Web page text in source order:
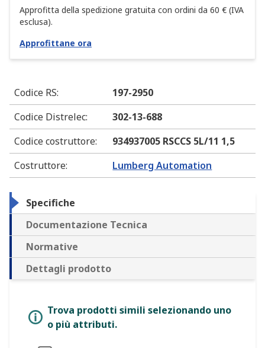
Approfitta della spedizione gratuita con ordini da 60 € (IVA
esclusa).
Approfittane ora
Codice RS:
197-2950
Codice Distrelec:
302-13-688
Codice costruttore:
934937005 RSCCS 5L/11 1,5
Costruttore: Lumberg Automation
Specifiche
Documentazione Tecnica
Normative
Dettagli prodotto
Trova prodotti simili selezionando uno
o più attributi.